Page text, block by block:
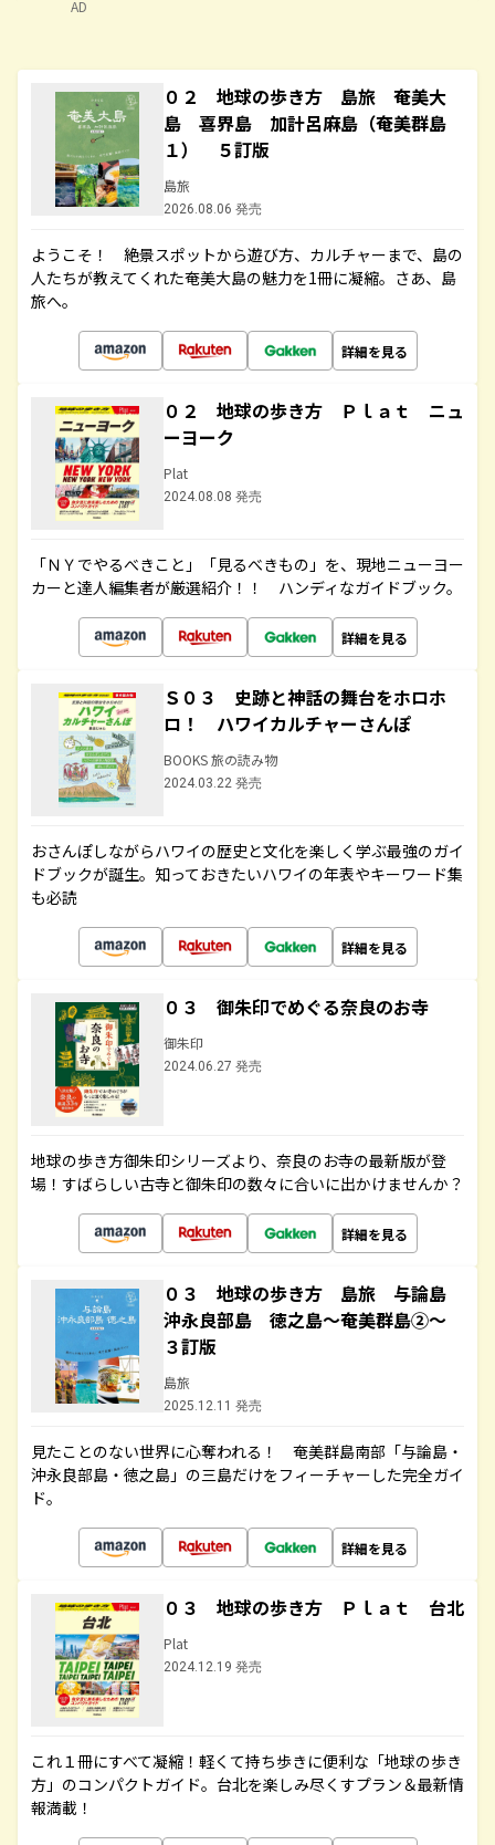
AD
０２ 地球の歩き方 島旅 奄美大
島 喜界島 加計呂麻島（奄美群島
１） ５訂版
島旅
2026.08.06 発売
ようこそ！ 絶景スポットから遊び方、カルチャーまで、島の
人たちが教えてくれた奄美大島の魅力を1冊に凝縮。さあ、島
旅へ。
詳細を見る
０２ 地球の歩き方 Ｐｌａｔ ニュ
ーヨーク
Plat
2024.08.08 発売
「ＮＹでやるべきこと」「見るべきもの」を、現地ニューヨー
カーと達人編集者が厳選紹介！！ ハンディなガイドブック。
詳細を見る
Ｓ０３ 史跡と神話の舞台をホロホ
ロ！ ハワイカルチャーさんぽ
BOOKS 旅の読み物
2024.03.22 発売
おさんぽしながらハワイの歴史と文化を楽しく学ぶ最強のガイ
ドブックが誕生。知っておきたいハワイの年表やキーワード集
も必読
詳細を見る
０３ 御朱印でめぐる奈良のお寺
御朱印
2024.06.27 発売
地球の歩き方御朱印シリーズより、奈良のお寺の最新版が登
場！すばらしい古寺と御朱印の数々に合いに出かけませんか？
詳細を見る
０３ 地球の歩き方 島旅 与論島
沖永良部島 徳之島～奄美群島②～
３訂版
島旅
2025.12.11 発売
見たことのない世界に心奪われる！ 奄美群島南部「与論島・
沖永良部島・徳之島」の三島だけをフィーチャーした完全ガイ
ド。
詳細を見る
０３ 地球の歩き方 Ｐｌａｔ 台北
Plat
2024.12.19 発売
これ１冊にすべて凝縮！軽くて持ち歩きに便利な「地球の歩き
方」のコンパクトガイド。台北を楽しみ尽くすプラン＆最新情
報満載！